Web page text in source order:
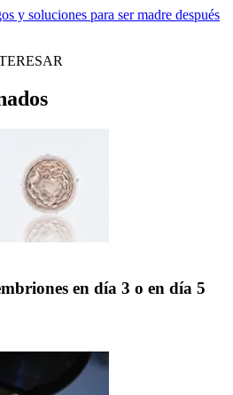
y soluciones para ser madre después
en día 3 o en día 5